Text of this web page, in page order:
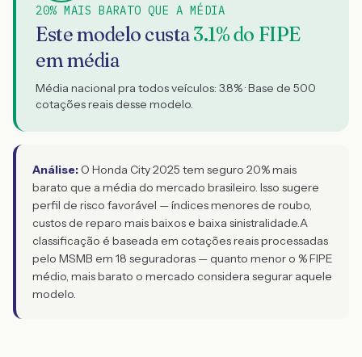
20% MAIS BARATO QUE A MÉDIA
Este modelo custa3.1% do FIPE
em média
Média nacional pra todos veículos: 3.8% · Base de 500
cotações reais desse modelo.
Análise: O Honda City 2025 tem seguro 20% mais
barato que a média do mercado brasileiro. Isso sugere
perfil de risco favorável — índices menores de roubo,
custos de reparo mais baixos e baixa sinistralidade.A
classificação é baseada em cotações reais processadas
pelo MSMB em 18 seguradoras — quanto menor o % FIPE
médio, mais barato o mercado considera segurar aquele
modelo.